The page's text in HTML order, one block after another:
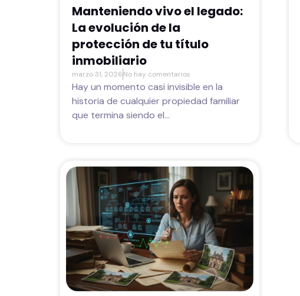
Manteniendo vivo el legado:
La evolución de la
protección de tu título
inmobiliario
marzo 31, 2026No hay comentarios
Hay un momento casi invisible en la
historia de cualquier propiedad familiar
que termina siendo el...